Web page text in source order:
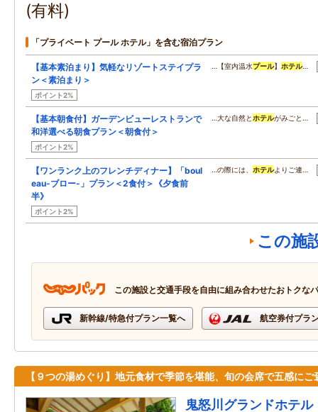
(有料)
「プライベート プール ホテル」を含む宿泊プラン
【基本素泊まり】気軽なリゾートステイプラ
ン＜素泊まり＞
ポイント2%
…【室内温水プール】 ホテル…
【基本朝食付】ガーデンビューレストランで
和洋選べる朝食プラン＜朝食付＞
ポイント2%
…大な自然と ホテルがみごと…
【ワンランク上のフレンチディナー】「boul
eau-ブロー-」プラン＜2食付＞《夕食前
半》
ポイント2%
…の際には、 ホテルよりご連…
この施
この施設と交通手段を自由に組み合わせたおトクな
新幹線/特急付プラン一覧へ 航空券付プラ
【９つの湯めぐり】地元食材で季節を堪能、旬の会席で五感にご
鬼怒川グランドホテ